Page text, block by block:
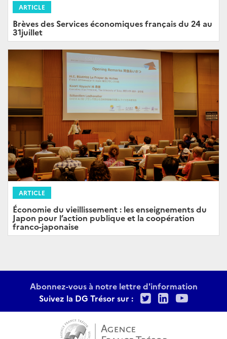
ARTICLE
Brèves des Services économiques français du 24 au
31juillet
ARTICLE
Économie du vieillissement : les enseignements du
Japon pour l’action publique et la coopération
franco-japonaise
Abonnez-vous à notre lettre d'information
Suivez la DG Trésor sur :
TwitterLinkedIn